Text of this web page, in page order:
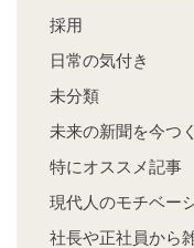
採用
日常の気付き
未分類
未来の新聞を今つ
特にオススメ記事
現代人のモチベー
社長や正社員から